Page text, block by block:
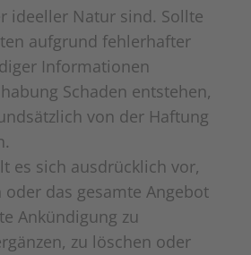
ideeller Natur sind. Sollte
aufgrund fehlerhafter
Informationen
Schaden entstehen,
von der Haftung
es sich ausdrücklich vor,
oder das gesamte Angebot
Ankündigung zu
zu löschen oder